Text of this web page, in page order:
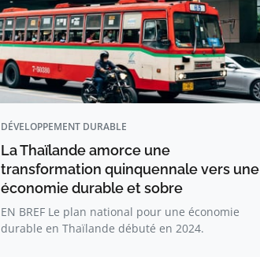
DÉVELOPPEMENT DURABLE
La Thaïlande amorce une
transformation quinquennale vers une
économie durable et sobre
EN BREF Le plan national pour une économie
durable en Thaïlande débuté en 2024.